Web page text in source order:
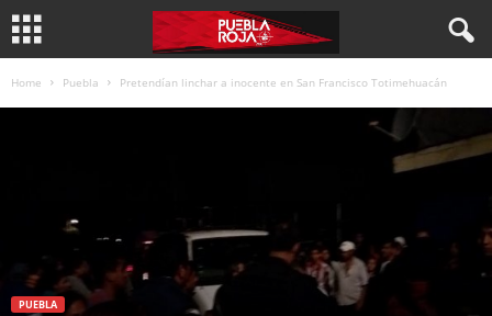
Home Puebla Pretendían linchar a inocente en San Francisco Totimehuacán
PUEBLA